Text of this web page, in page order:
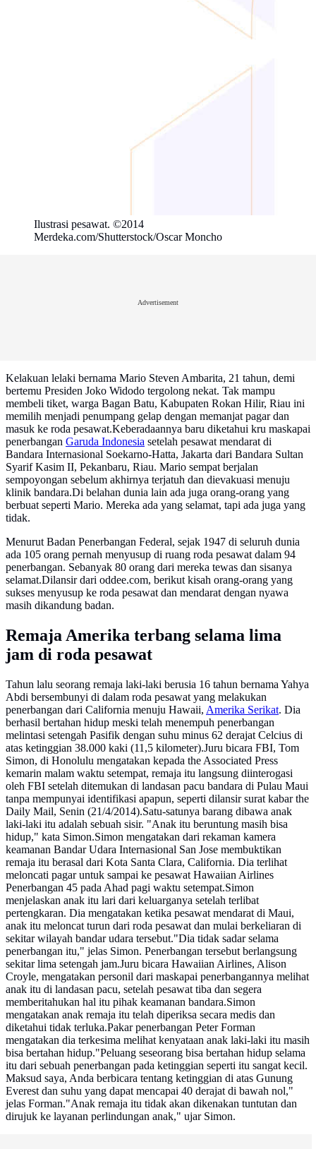
Ilustrasi pesawat. ©2014
Merdeka.com/Shutterstock/Oscar Moncho
Advertisement
Kelakuan lelaki bernama Mario Steven Ambarita, 21 tahun, demi
bertemu Presiden Joko Widodo tergolong nekat. Tak mampu
membeli tiket, warga Bagan Batu, Kabupaten Rokan Hilir, Riau ini
memilih menjadi penumpang gelap dengan memanjat pagar dan
masuk ke roda pesawat.Keberadaannya baru diketahui kru maskapai
penerbangan Garuda Indonesia setelah pesawat mendarat di
Bandara Internasional Soekarno-Hatta, Jakarta dari Bandara Sultan
Syarif Kasim II, Pekanbaru, Riau. Mario sempat berjalan
sempoyongan sebelum akhirnya terjatuh dan dievakuasi menuju
klinik bandara.Di belahan dunia lain ada juga orang-orang yang
berbuat seperti Mario. Mereka ada yang selamat, tapi ada juga yang
tidak.
Menurut Badan Penerbangan Federal, sejak 1947 di seluruh dunia
ada 105 orang pernah menyusup di ruang roda pesawat dalam 94
penerbangan. Sebanyak 80 orang dari mereka tewas dan sisanya
selamat.Dilansir dari oddee.com, berikut kisah orang-orang yang
sukses menyusup ke roda pesawat dan mendarat dengan nyawa
masih dikandung badan.
Remaja Amerika terbang selama lima
jam di roda pesawat
Tahun lalu seorang remaja laki-laki berusia 16 tahun bernama Yahya
Abdi bersembunyi di dalam roda pesawat yang melakukan
penerbangan dari California menuju Hawaii, Amerika Serikat. Dia
berhasil bertahan hidup meski telah menempuh penerbangan
melintasi setengah Pasifik dengan suhu minus 62 derajat Celcius di
atas ketinggian 38.000 kaki (11,5 kilometer).Juru bicara FBI, Tom
Simon, di Honolulu mengatakan kepada the Associated Press
kemarin malam waktu setempat, remaja itu langsung diinterogasi
oleh FBI setelah ditemukan di landasan pacu bandara di Pulau Maui
tanpa mempunyai identifikasi apapun, seperti dilansir surat kabar the
Daily Mail, Senin (21/4/2014).Satu-satunya barang dibawa anak
laki-laki itu adalah sebuah sisir. "Anak itu beruntung masih bisa
hidup," kata Simon.Simon mengatakan dari rekaman kamera
keamanan Bandar Udara Internasional San Jose membuktikan
remaja itu berasal dari Kota Santa Clara, California. Dia terlihat
meloncati pagar untuk sampai ke pesawat Hawaiian Airlines
Penerbangan 45 pada Ahad pagi waktu setempat.Simon
menjelaskan anak itu lari dari keluarganya setelah terlibat
pertengkaran. Dia mengatakan ketika pesawat mendarat di Maui,
anak itu meloncat turun dari roda pesawat dan mulai berkeliaran di
sekitar wilayah bandar udara tersebut."Dia tidak sadar selama
penerbangan itu," jelas Simon. Penerbangan tersebut berlangsung
sekitar lima setengah jam.Juru bicara Hawaiian Airlines, Alison
Croyle, mengatakan personil dari maskapai penerbangannya melihat
anak itu di landasan pacu, setelah pesawat tiba dan segera
memberitahukan hal itu pihak keamanan bandara.Simon
mengatakan anak remaja itu telah diperiksa secara medis dan
diketahui tidak terluka.Pakar penerbangan Peter Forman
mengatakan dia terkesima melihat kenyataan anak laki-laki itu masih
bisa bertahan hidup."Peluang seseorang bisa bertahan hidup selama
itu dari sebuah penerbangan pada ketinggian seperti itu sangat kecil.
Maksud saya, Anda berbicara tentang ketinggian di atas Gunung
Everest dan suhu yang dapat mencapai 40 derajat di bawah nol,"
jelas Forman."Anak remaja itu tidak akan dikenakan tuntutan dan
dirujuk ke layanan perlindungan anak," ujar Simon.